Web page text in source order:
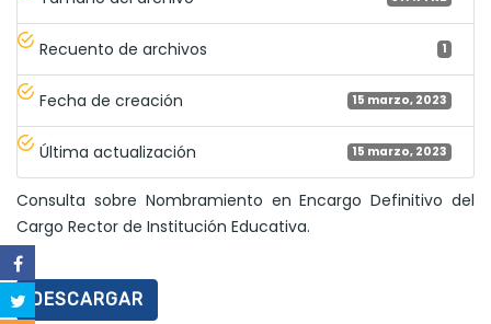
Recuento de archivos 1
Fecha de creación 15 marzo, 2023
Última actualización 15 marzo, 2023
Consulta sobre Nombramiento en Encargo Definitivo del
Cargo Rector de Institución Educativa.
DESCARGAR